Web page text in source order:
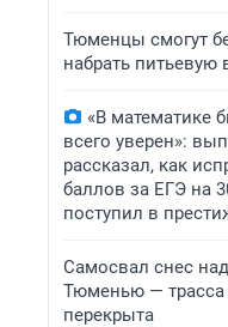
Тюменцы смогут
набрать питьевую
«В математике
всего уверен»:
рассказал, как
баллов за ЕГЭ на
поступил в
Самосвал снес
Тюменью —
перекрыта